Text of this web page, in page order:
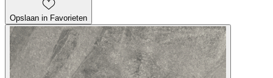
Opslaan in Favorieten